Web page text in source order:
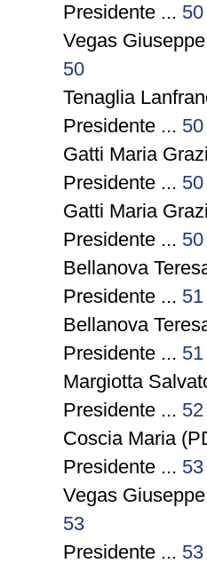
Presidente ... 50
Vegas
50
Tenaglia
Presidente ... 50
Gatti Maria
Presidente ... 50
Gatti Maria
Presidente ... 50
Bellanova
Presidente ... 51
Bellanova
Presidente ... 51
Margiotta
Presidente ... 52
Coscia Maria
Presidente ... 53
Vegas
53
Presidente ... 53